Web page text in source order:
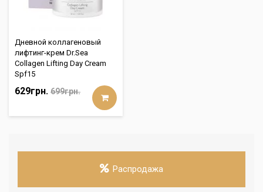
Дневной коллагеновый
лифтинг-крем Dr.Sea
Collagen Lifting Day Cream
Spf15
629грн. 699грн.
Распродажа